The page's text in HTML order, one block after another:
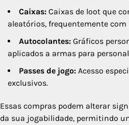
Caixas: Caixas de loot que
aleatórios, frequentemente com
Autocolantes: Gráficos
aplicados a armas para
Passes de jogo: Acesso
exclusivos.
Essas compras podem alterar
da sua jogabilidade, permitindo